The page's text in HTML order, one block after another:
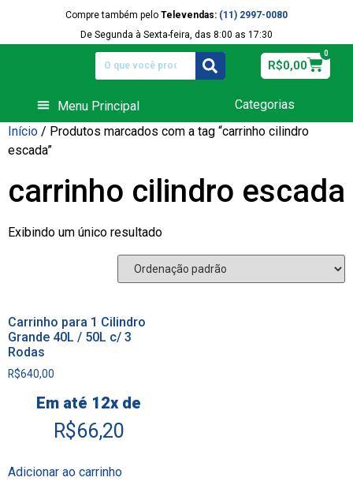
Compre também pelo Televendas: (11) 2997-0080
De Segunda à Sexta-feira, das 8:00 as 17:30
R$0,00
0
Categorias
Início / Produtos marcados com a tag “carrinho cilindro
escada”
carrinho cilindro escada
Exibindo um único resultado
Carrinho para 1 Cilindro
Grande 40L / 50L c/ 3
Rodas
R$640,00
Em até 12x de
R$66,20
Adicionar ao carrinho